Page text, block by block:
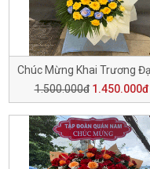
1.500.000đ 1.450.000đ